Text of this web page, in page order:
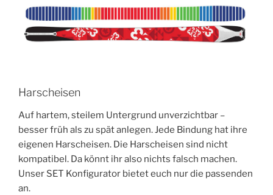
Harscheisen
Auf hartem, steilem Untergrund unverzichtbar –
besser früh als zu spät anlegen. Jede Bindung hat ihre
eigenen Harscheisen. Die Harscheisen sind nicht
kompatibel. Da könnt ihr also nichts falsch machen.
Unser SET Konfigurator bietet euch nur die passenden
an.